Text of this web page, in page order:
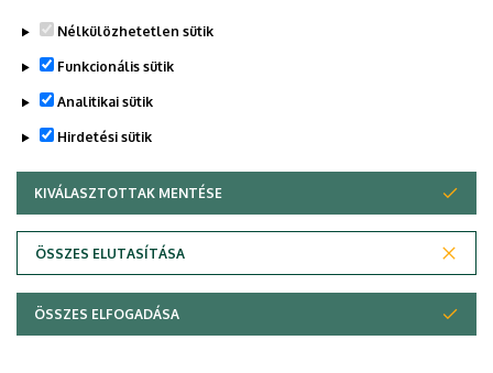
További információk a Debreceni Egyetemen folyó
nyelvoktatásról és a Debreceni Egyetemen letehető
nyelvvizsgákról az
Szakcsoporthonlapján találhatók.
Legutóbbi frissítés:
Adatvédelem
Copyright © 2026 Unideb
Nélkülözhetetlen sütik
Funkcionális sütik
Analitikai sütik
Hirdetési sütik
KIVÁLASZTOTTAK MENTÉSE
ÖSSZES ELUTASÍTÁSA
WITHDRAW CONSENT
ÖSSZES ELFOGADÁSA